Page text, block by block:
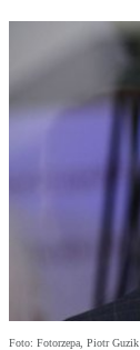
Foto: Fotorzepa, Piotr Guzik